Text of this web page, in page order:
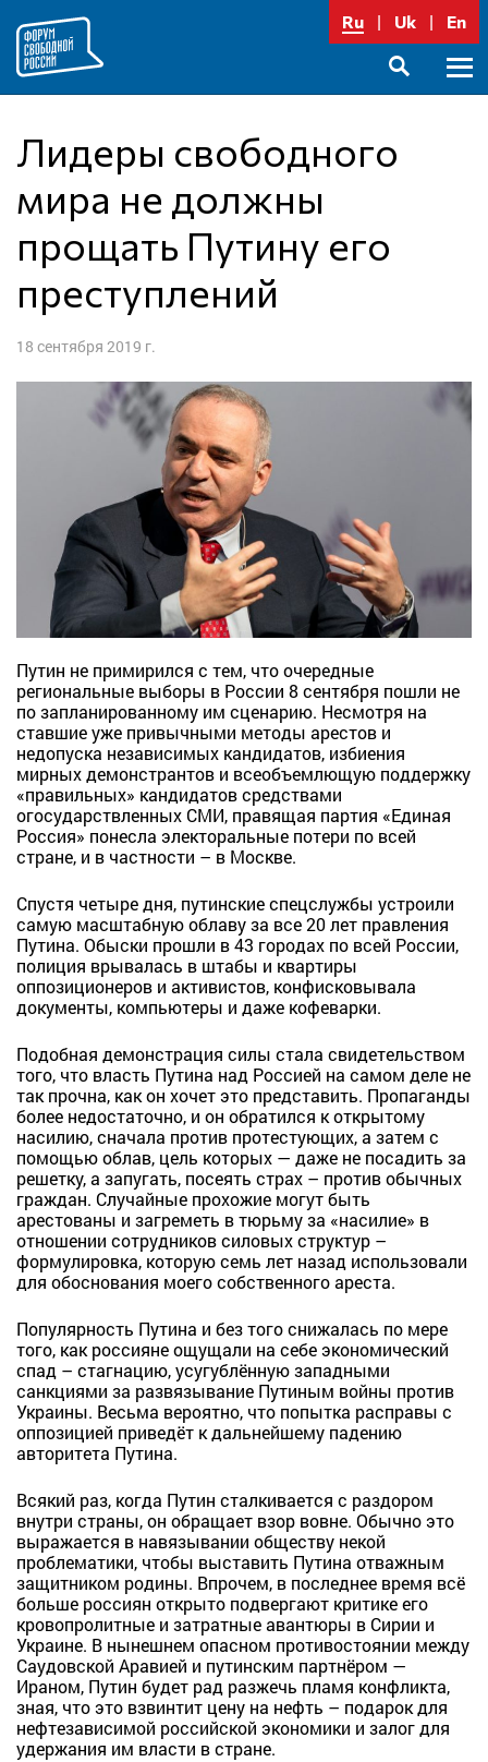
содержимому
Ru Uk En
Лидеры свободного
мира не должны
прощать Путину его
преступлений
18 сентября 2019 г.
Путин не примирился с тем, что очередные
региональные выборы в России 8 сентября пошли не
по запланированному им сценарию. Несмотря на
ставшие уже привычными методы арестов и
недопуска независимых кандидатов, избиения
мирных демонстрантов и всеобъемлющую поддержку
«правильных» кандидатов средствами
огосударствленных СМИ, правящая партия «Единая
Россия» понесла электоральные потери по всей
стране, и в частности – в Москве.
Спустя четыре дня, путинские спецслужбы устроили
самую масштабную облаву за все 20 лет правления
Путина. Обыски прошли в 43 городах по всей России,
полиция врывалась в штабы и квартиры
оппозиционеров и активистов, конфисковывала
документы, компьютеры и даже кофеварки.
Подобная демонстрация силы стала свидетельством
того, что власть Путина над Россией на самом деле не
так прочна, как он хочет это представить. Пропаганды
более недостаточно, и он обратился к открытому
насилию, сначала против протестующих, а затем с
помощью облав, цель которых — даже не посадить за
решетку, а запугать, посеять страх – против обычных
граждан. Случайные прохожие могут быть
арестованы и загреметь в тюрьму за «насилие» в
отношении сотрудников силовых структур –
формулировка, которую семь лет назад использовали
для обоснования моего собственного ареста.
Популярность Путина и без того снижалась по мере
того, как россияне ощущали на себе экономический
спад – стагнацию, усугублённую западными
санкциями за развязывание Путиным войны против
Украины. Весьма вероятно, что попытка расправы с
оппозицией приведёт к дальнейшему падению
авторитета Путина.
Всякий раз, когда Путин сталкивается с раздором
внутри страны, он обращает взор вовне. Обычно это
выражается в навязывании обществу некой
проблематики, чтобы выставить Путина отважным
защитником родины. Впрочем, в последнее время всё
больше россиян открыто подвергают критике его
кровопролитные и затратные авантюры в Сирии и
Украине. В нынешнем опасном противостоянии между
Саудовской Аравией и путинским партнёром —
Ираном, Путин будет рад разжечь пламя конфликта,
зная, что это взвинтит цену на нефть – подарок для
нефтезависимой российской экономики и залог для
удержания им власти в стране.